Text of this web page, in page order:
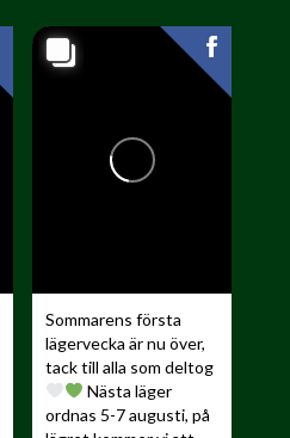
Sommarens första
lägervecka är nu över,
tack till alla som deltog
Nästa läger
ordnas 5-7 augusti, på